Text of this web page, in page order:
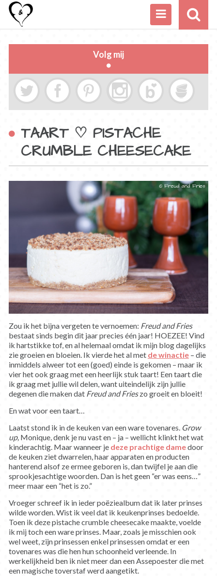
Volg mij
TAART ♡ PISTACHE
CRUMBLE CHEESECAKE
Zou ik het bijna vergeten te vernoemen: Freud and Fries
bestaat sinds begin dit jaar precies één jaar! HOEZEE! Vind
ik hartstikke tof, en al helemaal omdat ik mijn blog dagelijks
zie groeien en bloeien. Ik vierde het al met de winactie– die
inmiddels alweer tot een (goed) einde is gekomen – maar ik
vier het ook graag met een heerlijk stuk taart! Een taart die
ik graag met jullie wil delen, want uiteindelijk zijn jullie
degenen die maken dat Freud and Frieszo groeit en bloeit!
En wat voor een taart…
Laatst stond ik in de keuken van een ware tovenares. Grow
up, Monique, denk je nu vast en – ja – wellicht klinkt het wat
kinderachtig. Maar wanneer je deze prachtige damedoor
de keuken ziet dwarrelen, haar apparaten en producten
hanterend alsof ze ermee geboren is, dan twijfel je aan die
sprookjesachtige woorden. Dan is het geen “er was eens…”
meer maar een “het is zo.”
Vroeger schreef ik in ieder poëziealbum dat ik later prinses
wilde worden. Wist ik veel dat ik keukenprinses bedoelde.
Toen ik deze pistache crumble cheesecake maakte, voelde
ik mij toch een ware prinses. Maar, zoals je misschien ook
wel weet, zijn prinsessen enkel prinsessen omdat er een
tovenares was die hen hun schoonheid verleende. In
werkelijkheid ben ik niet meer dan een Assepoester die met
een magische toverstaf werd aangetikt.